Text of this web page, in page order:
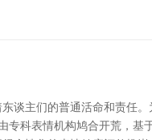
谈主们的普通活命和责任
专科表情机构鸠合开荒，基